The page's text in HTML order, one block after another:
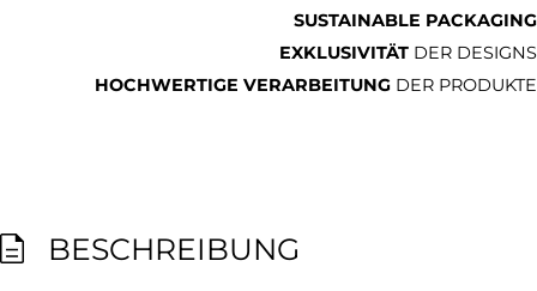
SUSTAINABLE PACKAGING
EXKLUSIVITÄT DER DESIGNS
HOCHWERTIGE VERARBEITUNG DER PRODUKTE
BESCHREIBUNG